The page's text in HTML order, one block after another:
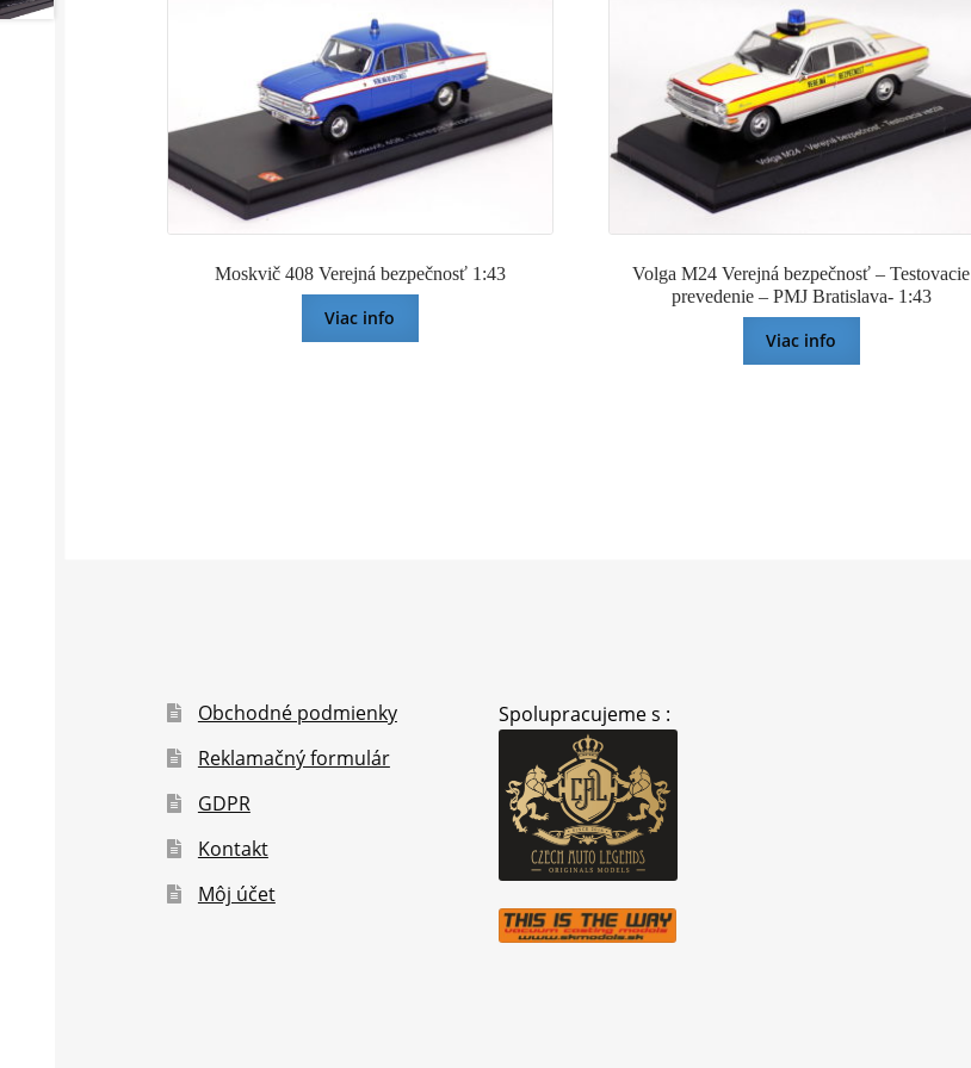
Moskvič 408 Verejná bezpečnosť 1:43
Viac info
Volga M24 Verejná bezpečnosť – Testovacie
prevedenie – PMJ Bratislava- 1:43
Viac info
Obchodné podmienky
Reklamačný formulár
GDPR
Kontakt
Môj účet
Spolupracujeme s :